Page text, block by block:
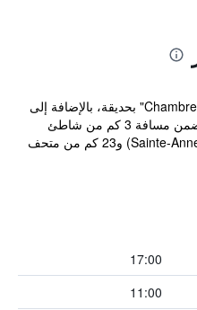
يتميز مكان إقامة "Chambres d'Hotes Belard" بحديقة، بالإضافة إلى
تراس، ويقع في Plonévez-Porzay ضمن مسافة 3 كم من شاطئ
سانت آن لا بالود (Sainte-Anne La Palud Beach) و23 كم من متحف
17:00
11:00